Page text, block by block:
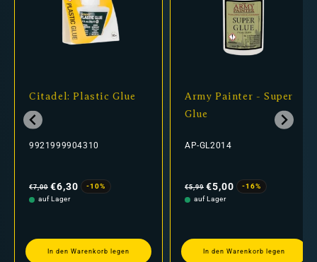
Citadel: Plastic Glue
9921999904310
Preis
€7,00 €6,30
-10%
auf Lager
In den Warenkorb legen
Army Painter - Super
Glue
AP-GL2014
Preis
€5,99 €5,00
-16%
auf Lager
In den Warenkorb legen